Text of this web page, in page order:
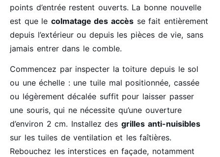
points d’entrée restent ouverts. La bonne nouvelle
est que le colmatage des accès se fait entièrement
depuis l’extérieur ou depuis les pièces de vie, sans
jamais entrer dans le comble.
Commencez par inspecter la toiture depuis le sol
ou une échelle : une tuile mal positionnée, cassée
ou légèrement décalée suffit pour laisser passer
une souris, qui ne nécessite qu’une ouverture
d’environ 2 cm. Installez des grilles anti-nuisibles
sur les tuiles de ventilation et les faîtières.
Rebouchez les interstices en façade, notamment